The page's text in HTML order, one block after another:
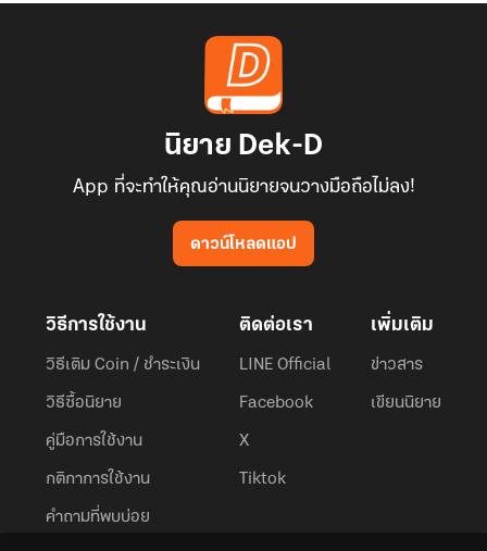
นิยาย Dek-D
App ที่จะทำให้คุณอ่านนิยายจนวางมือถือไม่ลง!
ดาวน์โหลดแอป
วิธีการใช้งาน
วิธีเติม Coin / ชำระเงิน
วิธีซื้อนิยาย
คู่มือการใช้งาน
กติกาการใช้งาน
คำถามที่พบบ่อย
ติดต่อเรา
LINE Official
Facebook
X
Tiktok
เพิ่มเติม
ข่าวสาร
เขียนนิยาย